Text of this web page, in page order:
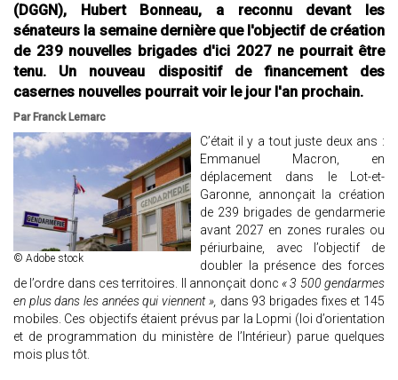
(DGGN), Hubert Bonneau, a reconnu devant les
sénateurs la semaine dernière que l'objectif de création
de 239 nouvelles brigades d'ici 2027 ne pourrait être
tenu. Un nouveau dispositif de financement des
casernes nouvelles pourrait voir le jour l'an prochain.
Par Franck Lemarc
© Adobe stock
C’était il y a tout juste deux ans :
Emmanuel Macron, en
déplacement dans le Lot-et-
Garonne, annonçait la création
de 239 brigades de gendarmerie
avant 2027 en zones rurales ou
périurbaine, avec l’objectif de
doubler la présence des forces
de l’ordre dans ces territoires. Il annonçait donc « 3 500 gendarmes
en plus dans les années qui viennent », dans 93 brigades fixes et 145
mobiles. Ces objectifs étaient prévus par la Lopmi (loi d’orientation
et de programmation du ministère de l’Intérieur) parue quelques
mois plus tôt.